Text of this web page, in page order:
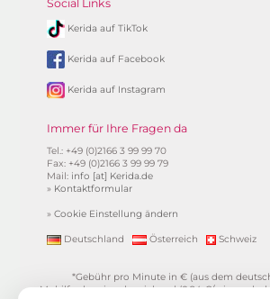
Social Links
Kerida auf TikTok
Kerida auf Facebook
Kerida auf Instagram
Immer für Ihre Fragen da
Tel.: +49 (0)2166 3 99 99 70
Fax: +49 (0)2166 3 99 99 79
Mail: info [at] Kerida.de
» Kontaktformular
»Cookie Einstellung ändern
Deutschland Österreich Schweiz
*Gebühr pro Minute in € (aus dem
Mobilfunkpreise abweichend (0,24 €/min. mehr